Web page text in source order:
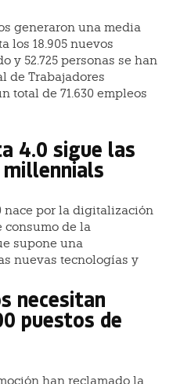
generaron una media
los 18.905 nuevos
y 52.725 personas se han
de Trabajadores
total de 71.630 empleos
4.0 sigue las
nace por la digitalización
de la
supone una
nuevas tecnologías y
necesitan
puestos de
han reclamado la